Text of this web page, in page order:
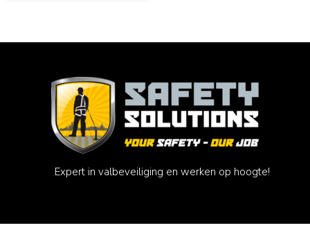
Expert in valbeveiliging en werken op hoogte!